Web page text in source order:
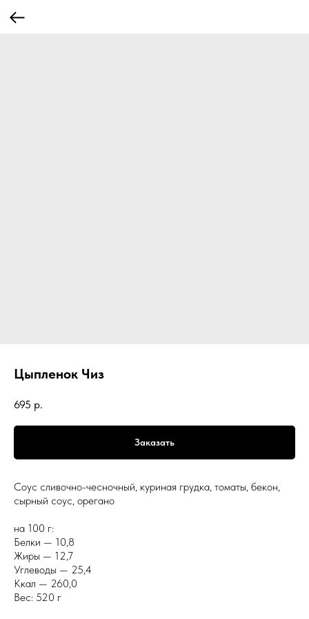
Цыпленок Чиз
695 р.
Заказать
Соус сливочно-чесночный, куриная грудка, томаты, бекон,
сырный соус, орегано
на 100 г:
Белки — 10,8
Жиры — 12,7
Углеводы — 25,4
Ккал — 260,0
Вес: 520 г